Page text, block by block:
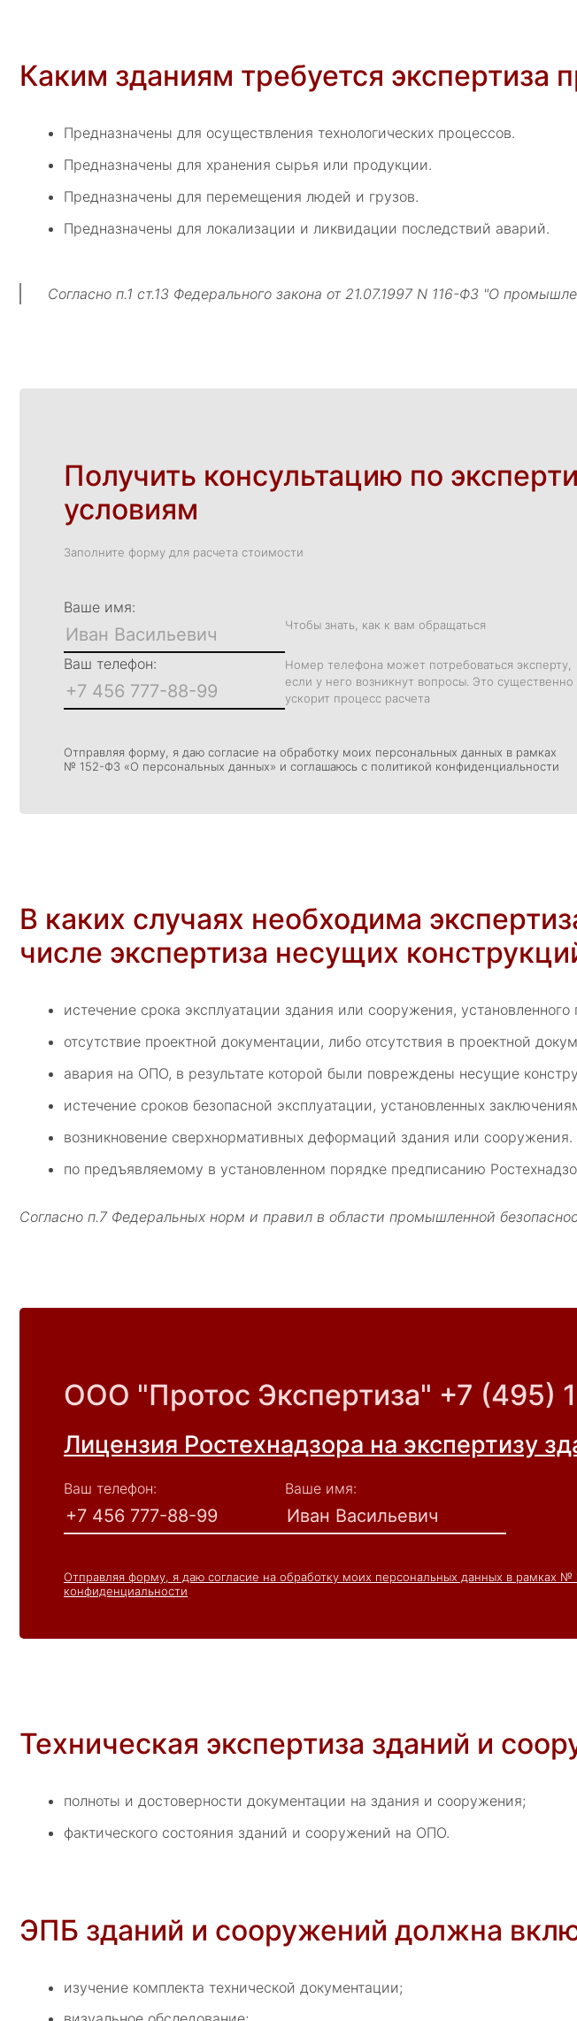
Каким зданиям требуется
Предназначены для осуществления технологических процессов.
Предназначены для хранения сырья или продукции.
Предназначены для перемещения людей и грузов.
Предназначены для локализации и ликвидации последствий аварий.
Согласно п.1 ст.13 Федерального закона от 21.07.1997 N 116-ФЗ "О
Получить консультацию по
условиям
Заполните форму для расчета стоимости
Ваше имя:
Чтобы знать, как к вам обращаться
Ваш телефон:
Номер телефона может потребоваться эксперту,
если у него возникнут вопросы. Это существенно
ускорит процесс расчета
Отправляя форму, я даю согласие на обработку моих персональных данных в рамках
№ 152-ФЗ «О персональных данных» и соглашаюсь с политикой конфиденциальности
В каких случаях необходима
числе экспертиза несущих
истечение срока эксплуатации здания или сооружения,
отсутствие проектной документации, либо отсутствия в проектной
авария на ОПО, в результате которой были повреждены несущие
истечение сроков безопасной эксплуатации, установленных
возникновение сверхнормативных деформаций здания или сооружения.
по предъявляемому в установленном порядке предписанию
Согласно п.7 Федеральных норм и правил в области промышленной
ООО "Протос Экспертиза" +7 (495)
Лицензия Ростехнадзора на экспертизу
Ваш телефон: Ваше имя:
Отправляя форму, я даю согласие на обработку моих персональных данных в рамках
конфиденциальности
Техническая экспертиза зданий и
полноты и достоверности документации на здания и сооружения;
фактического состояния зданий и сооружений на ОПО.
ЭПБ зданий и сооружений должна
изучение комплекта технической документации;